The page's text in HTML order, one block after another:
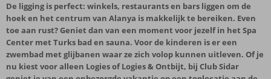
De ligging is perfect: winkels, restaurants en bars liggen om de
hoek en het centrum van Alanya is makkelijk te bereiken. Even
toe aan rust? Geniet dan van een moment voor jezelf in het Spa
Center met Turks bad en sauna. Voor de kinderen is er een
zwembad met glijbanen waar ze zich volop kunnen uitleven. Of je
nu kiest voor alleen Logies of Logies & Ontbijt, bij Club Sidar